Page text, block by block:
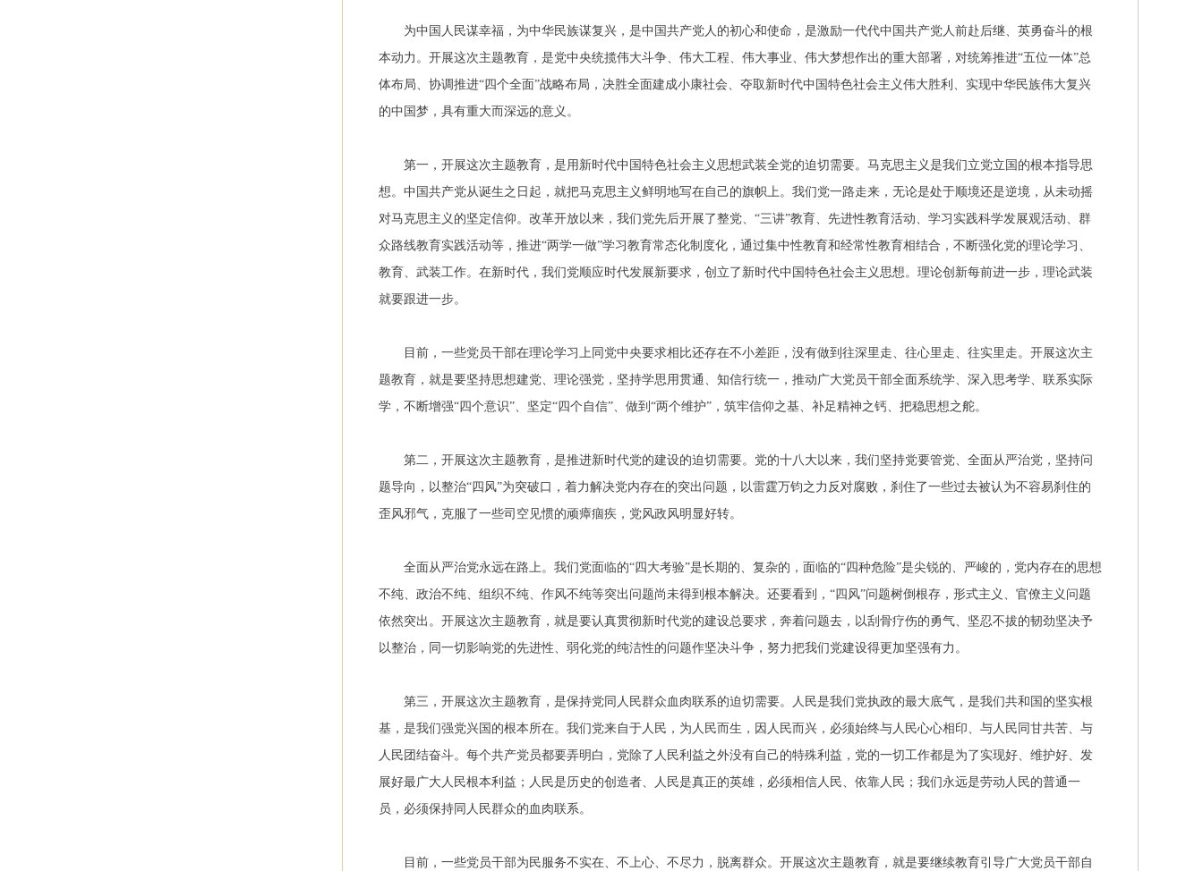
为中国人民谋幸福，为中华民族谋复兴，是中国共产党人的初心和使命，是激励一代代中国共产党人前赴后继、英勇奋斗的根
本动力。开展这次主题教育，是党中央统揽伟大斗争、伟大工程、伟大事业、伟大梦想作出的重大部署，对统筹推进“五位一体”总
体布局、协调推进“四个全面”战略布局，决胜全面建成小康社会、夺取新时代中国特色社会主义伟大胜利、实现中华民族伟大复兴
的中国梦，具有重大而深远的意义。
第一，开展这次主题教育，是用新时代中国特色社会主义思想武装全党的迫切需要。马克思主义是我们立党立国的根本指导思
想。中国共产党从诞生之日起，就把马克思主义鲜明地写在自己的旗帜上。我们党一路走来，无论是处于顺境还是逆境，从未动摇
对马克思主义的坚定信仰。改革开放以来，我们党先后开展了整党、“三讲”教育、先进性教育活动、学习实践科学发展观活动、群
众路线教育实践活动等，推进“两学一做”学习教育常态化制度化，通过集中性教育和经常性教育相结合，不断强化党的理论学习、
教育、武装工作。在新时代，我们党顺应时代发展新要求，创立了新时代中国特色社会主义思想。理论创新每前进一步，理论武装
就要跟进一步。
目前，一些党员干部在理论学习上同党中央要求相比还存在不小差距，没有做到往深里走、往心里走、往实里走。开展这次主
题教育，就是要坚持思想建党、理论强党，坚持学思用贯通、知信行统一，推动广大党员干部全面系统学、深入思考学、联系实际
学，不断增强“四个意识”、坚定“四个自信”、做到“两个维护”，筑牢信仰之基、补足精神之钙、把稳思想之舵。
第二，开展这次主题教育，是推进新时代党的建设的迫切需要。党的十八大以来，我们坚持党要管党、全面从严治党，坚持问
题导向，以整治“四风”为突破口，着力解决党内存在的突出问题，以雷霆万钧之力反对腐败，刹住了一些过去被认为不容易刹住的
歪风邪气，克服了一些司空见惯的顽瘴痼疾，党风政风明显好转。
全面从严治党永远在路上。我们党面临的“四大考验”是长期的、复杂的，面临的“四种危险”是尖锐的、严峻的，党内存在的思想
不纯、政治不纯、组织不纯、作风不纯等突出问题尚未得到根本解决。还要看到，“四风”问题树倒根存，形式主义、官僚主义问题
依然突出。开展这次主题教育，就是要认真贯彻新时代党的建设总要求，奔着问题去，以刮骨疗伤的勇气、坚忍不拔的韧劲坚决予
以整治，同一切影响党的先进性、弱化党的纯洁性的问题作坚决斗争，努力把我们党建设得更加坚强有力。
第三，开展这次主题教育，是保持党同人民群众血肉联系的迫切需要。人民是我们党执政的最大底气，是我们共和国的坚实根
基，是我们强党兴国的根本所在。我们党来自于人民，为人民而生，因人民而兴，必须始终与人民心心相印、与人民同甘共苦、与
人民团结奋斗。每个共产党员都要弄明白，党除了人民利益之外没有自己的特殊利益，党的一切工作都是为了实现好、维护好、发
展好最广大人民根本利益；人民是历史的创造者、人民是真正的英雄，必须相信人民、依靠人民；我们永远是劳动人民的普通一
员，必须保持同人民群众的血肉联系。
目前，一些党员干部为民服务不实在、不上心、不尽力，脱离群众。开展这次主题教育，就是要继续教育引导广大党员干部自